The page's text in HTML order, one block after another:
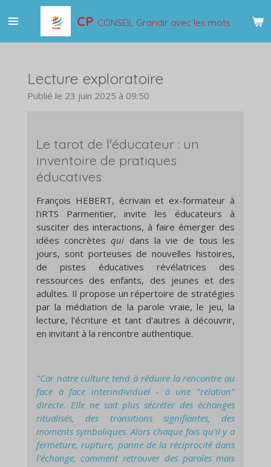
au
CP CONSEIL Grandir avec les mots
Lecture exploratoire
Publié le 23 juin 2025 à 09:50
Le tarot de l'éducateur : un
inventoire de pratiques
éducatives
François HEBERT, écrivain et ex-formateur à
l'iRTS Parmentier, invite les éducateurs à
susciter des interactions, à faire émerger des
idées concrètesqui dans la vie de tous les
jours, sont porteuses de nouvelles histoires,
de pistes éducatives révélatrices des
ressources des enfants, des jeunes et des
adultes. Il propose un répertoire de stratégies
par la médiation de la parole vraie, le jeu, la
lecture, l'écriture et tant d'autres à découvrir,
en invitant à la rencontre authentique.
"Car notre culture tend à réduire la rencontre au
face à face interindividuel - à une "relation"
directe. Elle ne sait plus sécréter des échanges
ritualisés, des transitions signifiantes, des
moments symboliques. Alors chaque fois qu'il y a
fermeture, rupture, panne de la réciprocité dans
l'échange, comment retrouver des paroles mais